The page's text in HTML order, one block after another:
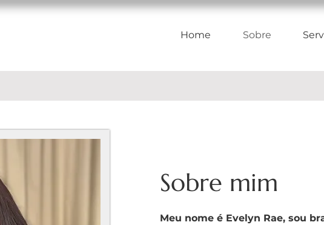
Home Sobre
Sobre mim
Meu nome é Evelyn Rae, sou